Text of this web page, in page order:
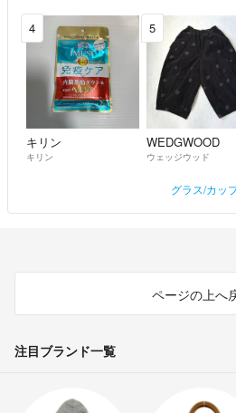
4
キリン
キリン
5
WEDGWOOD
ウェッジウッド
グラス/カッ
ページの上へ
注目ブランド一覧